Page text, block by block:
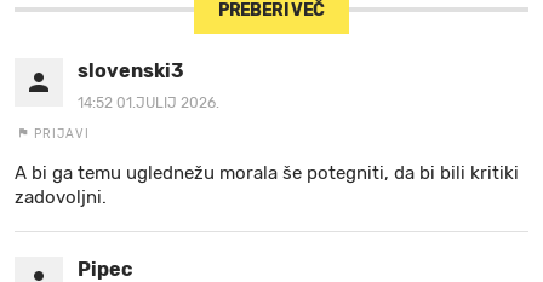
PREBERI VEČ
slovenski3
14:52 01.JULIJ 2026.
PRIJAVI
A bi ga temu uglednežu morala še potegniti, da bi bili kritiki
zadovoljni.
Pipec